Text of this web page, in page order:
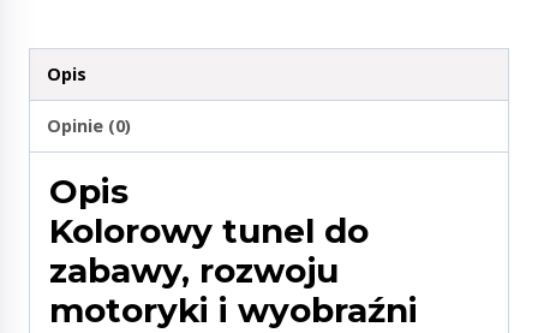
Opis
Opinie (0)
Opis
Kolorowy tunel do
zabawy, rozwoju
motoryki i wyobraźni